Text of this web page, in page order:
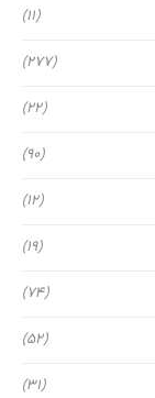
(11)
(277)
(22)
(90)
(12)
(19)
(74)
(52)
(31)